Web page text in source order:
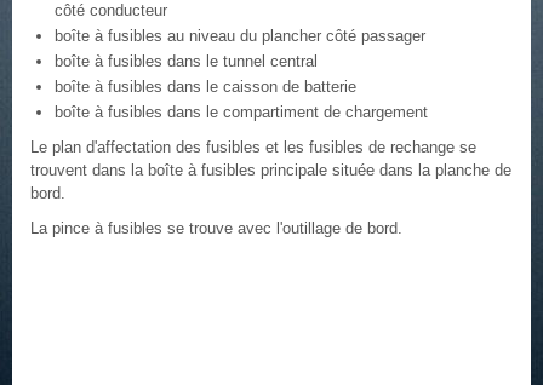
côté conducteur
boîte à fusibles au niveau du plancher côté passager
boîte à fusibles dans le tunnel central
boîte à fusibles dans le caisson de batterie
boîte à fusibles dans le compartiment de chargement
Le plan d'affectation des fusibles et les fusibles de rechange se
trouvent dans la boîte à fusibles principale située dans la planche de
bord.
La pince à fusibles se trouve avec l'outillage de bord.